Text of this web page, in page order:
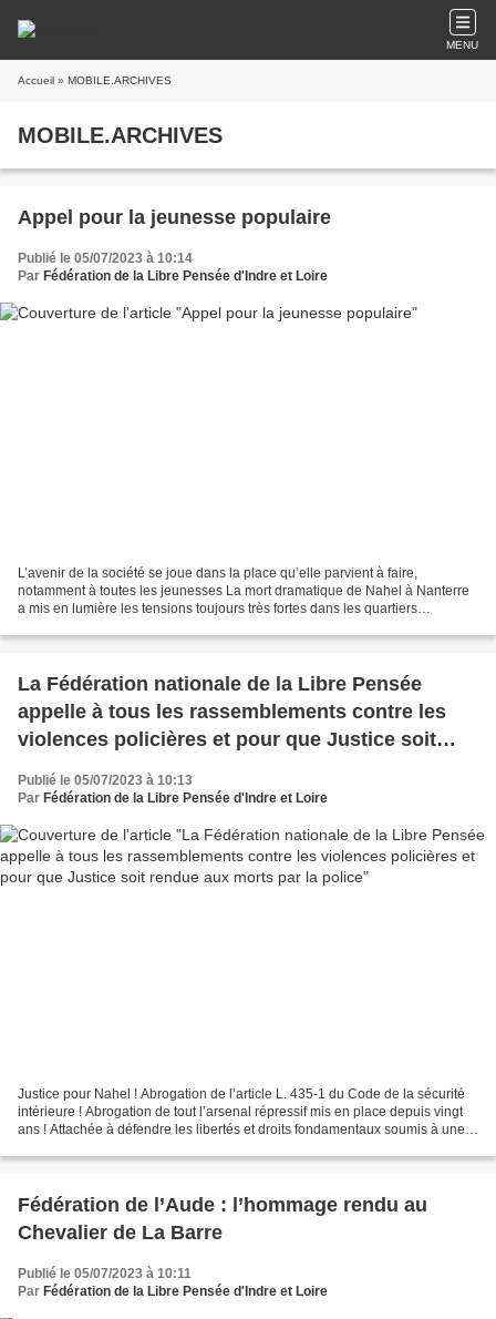
MENU
Accueil » MOBILE.ARCHIVES
MOBILE.ARCHIVES
Appel pour la jeunesse populaire
Publié le 05/07/2023 à 10:14
Par Fédération de la Libre Pensée d'Indre et Loire
L’avenir de la société se joue dans la place qu’elle parvient à faire,
notamment à toutes les jeunesses La mort dramatique de Nahel à Nanterre
a mis en lumière les tensions toujours très fortes dans les quartiers
La Fédération nationale de la Libre Pensée
appelle à tous les rassemblements contre les
violences policières et pour que Justice soit
Publié le 05/07/2023 à 10:13
Par Fédération de la Libre Pensée d'Indre et Loire
Justice pour Nahel ! Abrogation de l’article L. 435-1 du Code de la sécurité
intérieure ! Abrogation de tout l’arsenal répressif mis en place depuis vingt
ans ! Attachée à défendre les libertés et droits fondamentaux soumis à une
Fédération de l’Aude : l’hommage rendu au
Chevalier de La Barre
Publié le 05/07/2023 à 10:11
Par Fédération de la Libre Pensée d'Indre et Loire